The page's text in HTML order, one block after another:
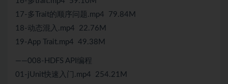
17-多Trait的顺序问题.mp4 79.84M
18-动态混入.mp4 22.76M
19-App Trait.mp4 49.38M
——008-HDFS API编程
01-jUnit快速入门.mp4 254.21M